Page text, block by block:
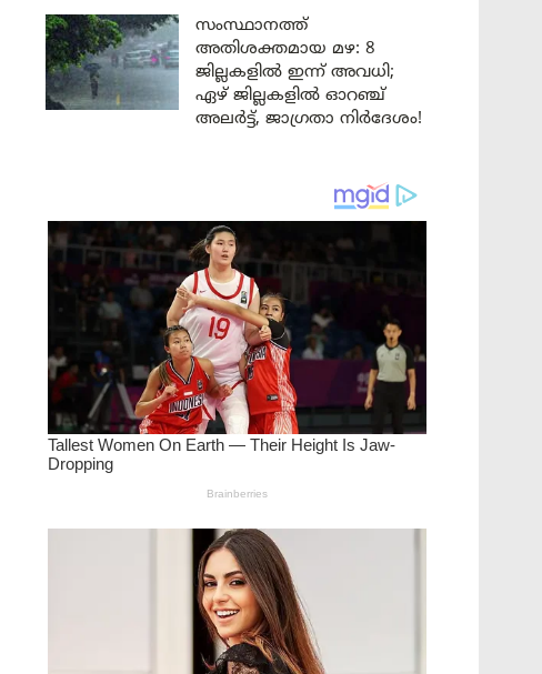
സംസ്ഥാനത്ത്
അതിശക്തമായ മഴ: 8
ജില്ലകളിൽ ഇന്ന് അവധി;
ഏഴ് ജില്ലകളിൽ ഓറഞ്ച്
അലർട്ട്, ജാഗ്രതാ നിർദേശം!